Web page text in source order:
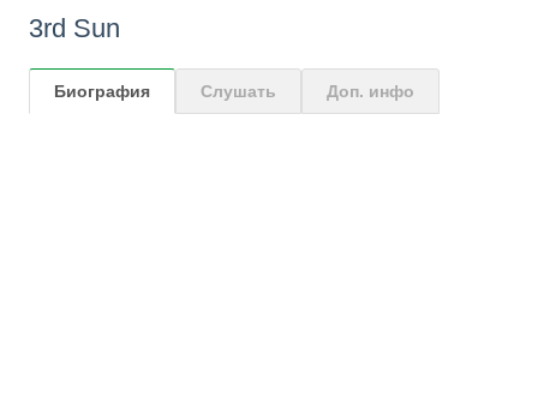
3rd Sun
Биография Слушать Доп. инфо